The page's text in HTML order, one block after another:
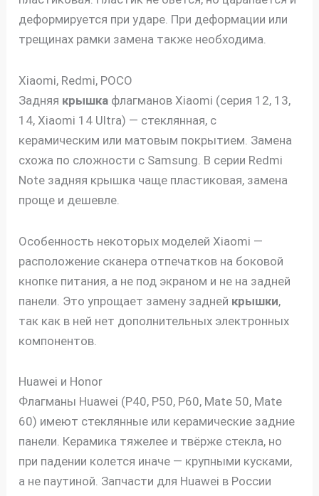
деформируется при ударе. При деформации или
трещинах рамки замена также необходима.
Xiaomi, Redmi, POCO
Задняя крышка флагманов Xiaomi (серия 12, 13,
14, Xiaomi 14 Ultra) — стеклянная, с
керамическим или матовым покрытием. Замена
схожа по сложности с Samsung. В серии Redmi
Note задняя крышка чаще пластиковая, замена
проще и дешевле.
Особенность некоторых моделей Xiaomi —
расположение сканера отпечатков на боковой
кнопке питания, а не под экраном и не на задней
панели. Это упрощает замену задней крышки,
так как в ней нет дополнительных электронных
компонентов.
Huawei и Honor
Флагманы Huawei (P40, P50, P60, Mate 50, Mate
60) имеют стеклянные или керамические задние
панели. Керамика тяжелее и твёрже стекла, но
при падении колется иначе — крупными кусками,
а не паутиной. Запчасти для Huawei в России